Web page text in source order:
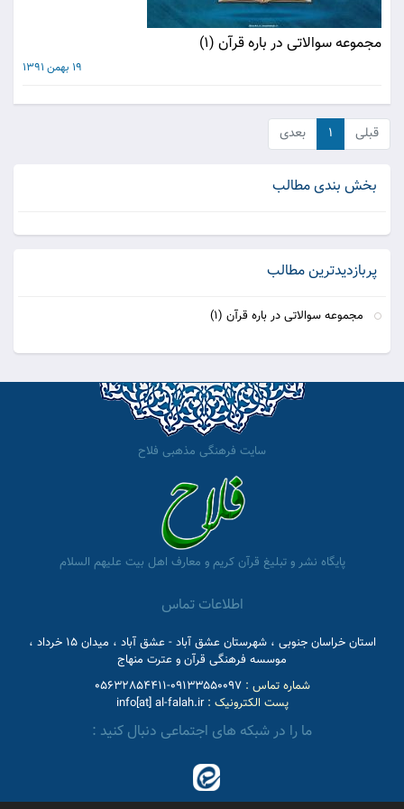
مجموعه سوالاتی در باره قرآن (1)
19 بهمن 1391
قبلی ۱ بعدی
بخش بندی مطالب
پربازدیدترین مطالب
مجموعه سوالاتی در باره قرآن (1)
سایت فرهنگی مذهبی فلاح
پایگاه نشر و تبلیغ قرآن کریم و معارف اهل بیت علیهم السلام
اطلاعات تماس
استان خراسان جنوبی ، شهرستان عشق آباد - عشق آباد ، میدان 15 خرداد ،
موسسه فرهنگی قرآن و عترت منهاج
شماره تماس :09133550097-05632854411
پست الکترونیک :info[at] al-falah.ir
ما را در شبکه های اجتماعی دنبال کنید :